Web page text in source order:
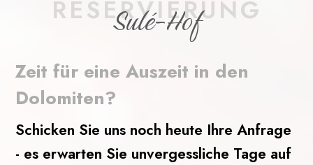
RESERVIERUNG
Sulé-Hof
Zeit für eine Auszeit in den
Dolomiten?
Schicken Sie uns noch heute Ihre Anfrage
- es erwarten Sie unvergessliche Tage auf